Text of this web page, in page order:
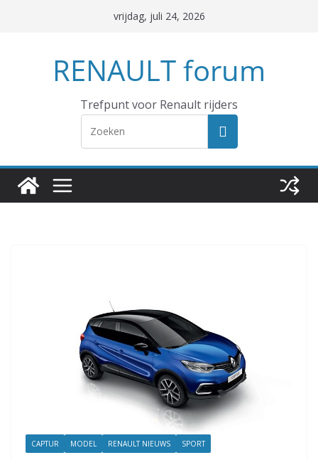
vrijdag, juli 24, 2026
RENAULT forum
Trefpunt voor Renault rijders
CAPTUR MODEL RENAULT NIEUWS SPORT